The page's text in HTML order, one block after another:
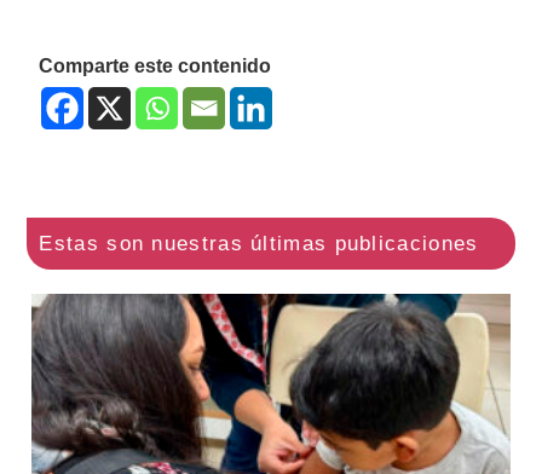
Comparte este contenido